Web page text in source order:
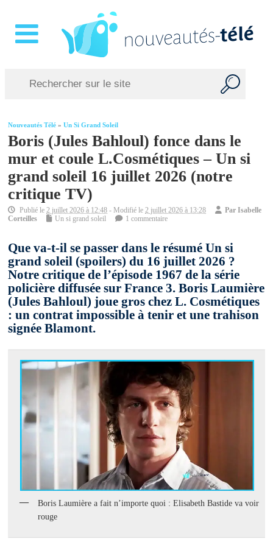
Nouveautés Télé »Un Si Grand Soleil
Boris (Jules Bahloul) fonce dans le
mur et coule L.Cosmétiques – Un si
grand soleil 16 juillet 2026 (notre
critique TV)
Publié le2 juillet 2026 à 12:48 - Modifié le2 juillet 2026 à 13:28 ParIsabelle
Corteilles
Un si grand soleil 1 commentaire
Que va-t-il se passer dans le résumé Un si
grand soleil (spoilers) du 16 juillet 2026 ?
Notre critique de l’épisode 1967 de la série
policière diffusée sur France 3. Boris Laumière
(Jules Bahloul) joue gros chez L. Cosmétiques
: un contrat impossible à tenir et une trahison
signée Blamont.
Boris Laumière a fait n’importe quoi : Elisabeth Bastide va voir
rouge